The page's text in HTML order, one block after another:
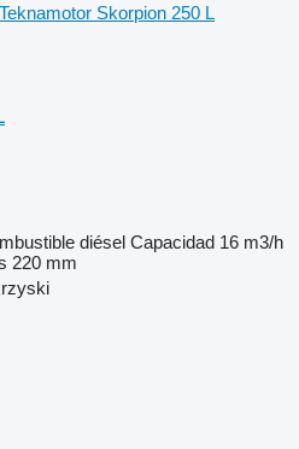
Teknamotor Skorpion 250 L
diésel Capacidad 16 m3/h
220 mm